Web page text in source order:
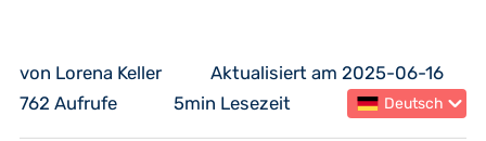
von Lorena Keller
Aktualisiert am 2025-06-16
762 Aufrufe
5min Lesezeit Deutsch